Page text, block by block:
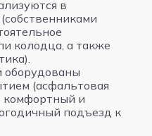
в
колодца, а также
оборудованы
(асфальтовая
комфортный и
подъезд к